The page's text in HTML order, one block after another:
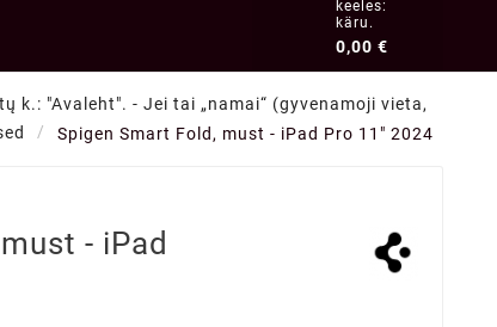
keeles:
käru.
0,00 €
k.: "Avaleht". - Jei tai „namai“ (gyvenamoji vieta,
Spigen Smart Fold, must - iPad Pro 11" 2024
- iPad